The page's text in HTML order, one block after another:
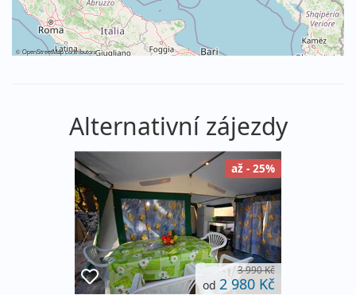
©OpenStreetMapcontributors
Alternativní zájezdy
až - 25%
3 990 Kč
od 2 980 Kč